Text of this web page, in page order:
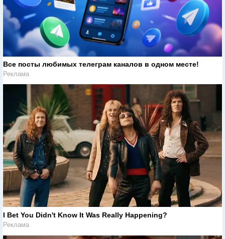
Все посты любимых телеграм каналов в одном месте!
Реклама
I Bet You Didn't Know It Was Really Happening?
Реклама